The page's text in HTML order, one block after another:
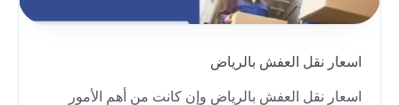
اسعار نقل العفش بالرياض
اسعار نقل العفش بالرياض وإن كانت من أهم الأمور